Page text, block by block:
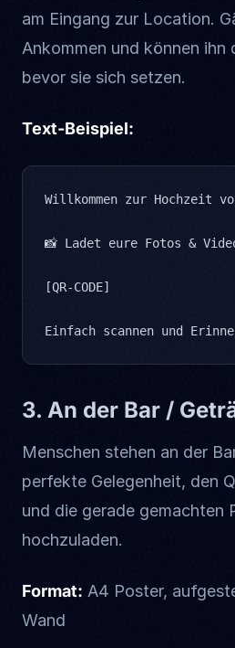
am Eingang zur Location.
Ankommen und können ihn
bevor sie sich setzen.
Text-Beispiel:
Willkommen zur Hochzeit
📸 Ladet eure Fotos &
[QR-CODE]
Einfach scannen und
3. An der Bar /
Menschen stehen an der
perfekte Gelegenheit, den
und die gerade gemachten
hochzuladen.
Format: A4 Poster,
Wand